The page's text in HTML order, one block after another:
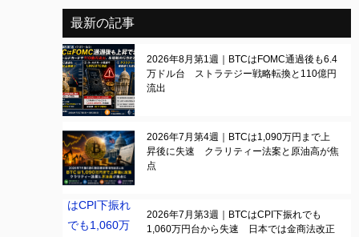
最新の記事
2026年8月第1週｜BTCはFOMC通過後も6.4
万ドル台 ストラテジー戦略転換と110億円
流出
2026年7月第4週｜BTCは1,090万円まで上
昇後に失速 クラリティー法案と原油高が焦
点
2026年7月第3週｜BTCはCPI下振れでも
1,060万円台から失速 日本では金商法改正